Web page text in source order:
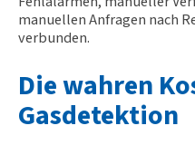
manuellen Anfragen nach
verbunden.
Die wahren
Gasdetektion